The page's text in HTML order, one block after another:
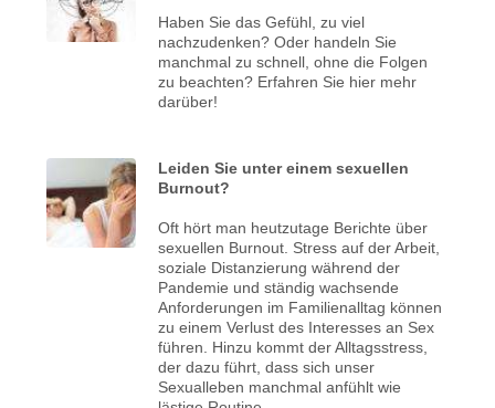
Haben Sie das Gefühl, zu viel
nachzudenken? Oder handeln Sie
manchmal zu schnell, ohne die Folgen
zu beachten? Erfahren Sie hier mehr
darüber!
Leiden Sie unter einem sexuellen
Burnout?
Oft hört man heutzutage Berichte über
sexuellen Burnout. Stress auf der Arbeit,
soziale Distanzierung während der
Pandemie und ständig wachsende
Anforderungen im Familienalltag können
zu einem Verlust des Interesses an Sex
führen. Hinzu kommt der Alltagsstress,
der dazu führt, dass sich unser
Sexualleben manchmal anfühlt wie